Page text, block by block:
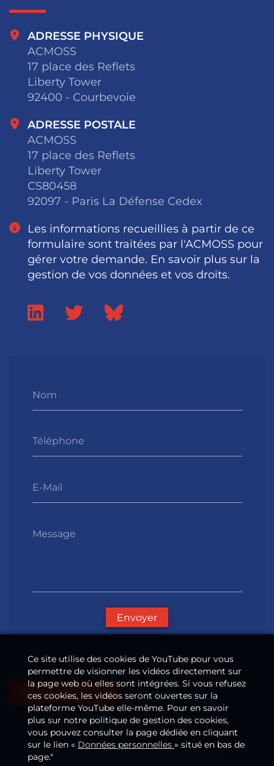
Nom
Téléphone
E-Mail
Message
Envoyer
ADRESSE PHYSIQUE
ACMOSS
17 place des Reflets
Liberty Tower
92400 - Courbevoie
ADRESSE POSTALE
ACMOSS
17 place des Reflets
Liberty Tower
CS80458
92097 - Paris La Défense Cedex
Les informations recueillies à partir de ce
formulaire sont traitées par l'ACMOSS pour
gérer votre demande. En savoir plus sur la
gestion de vos données et vos droits.
Offres d'emploi
Copyright 2026
Ce site utilise des cookies de YouTube pour vous
permettre de visionner les vidéos directement sur
la page web où elles sont intégrées. Si vous refusez
ces cookies, les vidéos seront ouvertes sur la
plateforme YouTube elle-même. Pour en savoir
plus sur notre politique de gestion des cookies,
vous pouvez consulter la page dédiée en cliquant
sur le lien « Données personnelles » situé en bas de
page."